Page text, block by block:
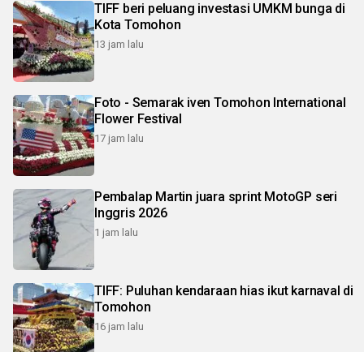
TIFF beri peluang investasi UMKM bunga di
Kota Tomohon
13 jam lalu
Foto - Semarak iven Tomohon International
Flower Festival
17 jam lalu
Pembalap Martin juara sprint MotoGP seri
Inggris 2026
1 jam lalu
TIFF: Puluhan kendaraan hias ikut karnaval di
Tomohon
16 jam lalu